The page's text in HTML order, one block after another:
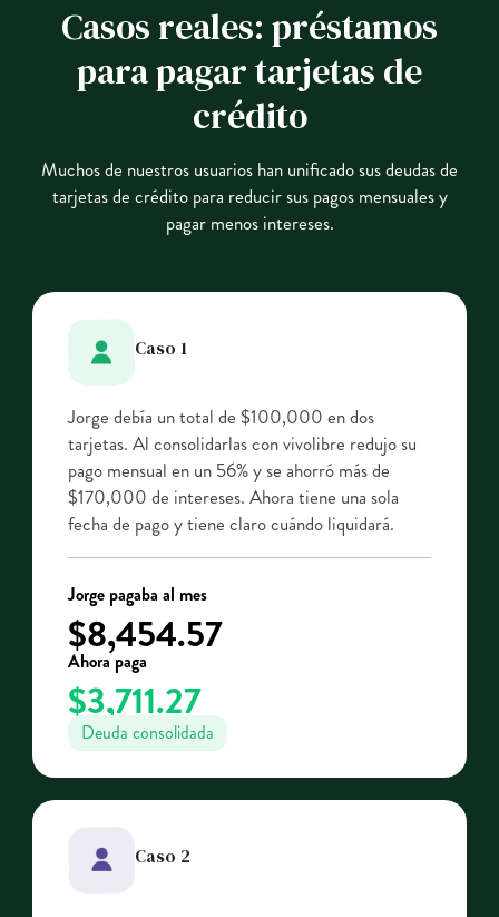
Casos reales: préstamos
para pagar tarjetas de
crédito
Muchos de nuestros usuarios han unificado sus deudas de
tarjetas de crédito para reducir sus pagos mensuales y
pagar menos intereses.
Caso 1
Jorge debía un total de $100,000 en dos
tarjetas. Al consolidarlas con vivolibre redujo su
pago mensual en un 56% y se ahorró más de
$170,000 de intereses. Ahora tiene una sola
fecha de pago y tiene claro cuándo liquidará.
Jorge pagaba al mes
$8,454.57
Ahora paga
$3,711.27
Deuda consolidada
Caso 2